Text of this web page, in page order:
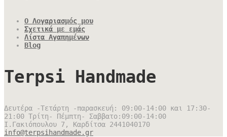
Ο Λογαριασμός μου
Σχετικά με εμάς
Λίστα Αγαπημένων
Blog
Terpsi Handmade
Δευτέρα -Τετάρτη -παρασκευή: 09:00-14:00 και 17:30-
21:00 Τρίτη- Πέμπτη- Σαββατο:09:00-14:00
Ι.Γακιόπουλου 7, Καρδίτσα 2441040170
info@terpsihandmade.gr